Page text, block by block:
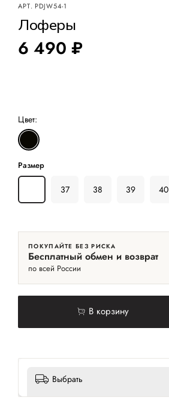
АРТ.PDJW54-1
Лоферы
6 490 ₽
Цвет:
Размер
37 38 39 40
ПОКУПАЙТЕ БЕЗ РИСКА
Бесплатный обмен и возврат
по всей России
В корзину
Выбрать